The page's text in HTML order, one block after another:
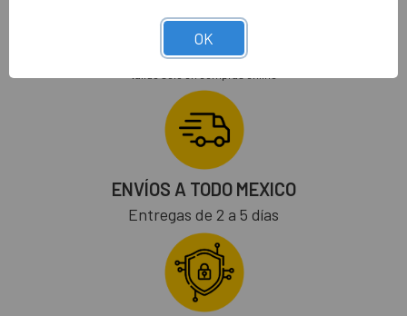
ENVÍOS GRATIS
En compras superiores a $999
ENVÍOS A TODO MEXICO
Entregas de 2 a 5 días
OK